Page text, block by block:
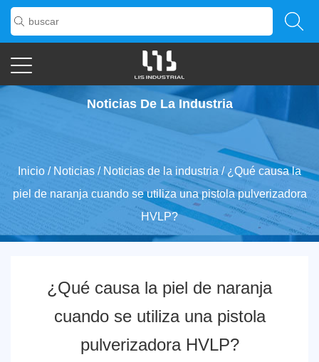
Noticias De La Industria
Inicio / Noticias / Noticias de la industria / ¿Qué causa la
piel de naranja cuando se utiliza una pistola pulverizadora
HVLP?
¿Qué causa la piel de naranja
cuando se utiliza una pistola
pulverizadora HVLP?